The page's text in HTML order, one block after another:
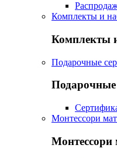
Комплекты и
Комплекты
Подарочные
Монтессори
Монтессори